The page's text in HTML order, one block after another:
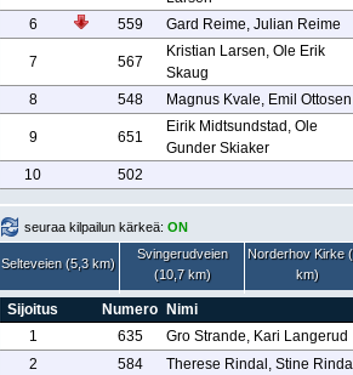
6
559 Gard Reime, Julian Reime
7 567
Kristian Larsen, Ole Erik
Skaug
8
548 Magnus Kvale, Emil Ottosen
9 651
Eirik Midtsundstad, Ole
Gunder Skiaker
10
502
seuraa kilpailun kärkeä: ON
Selteveien (5,3 km)
Svingerudveien
(10,7 km)
Norderhov Kirke
km)
Sijoitus Numero
Nimi
1
635
Gro Strande, Kari Langerud
2
584 Therese Rindal, Stine